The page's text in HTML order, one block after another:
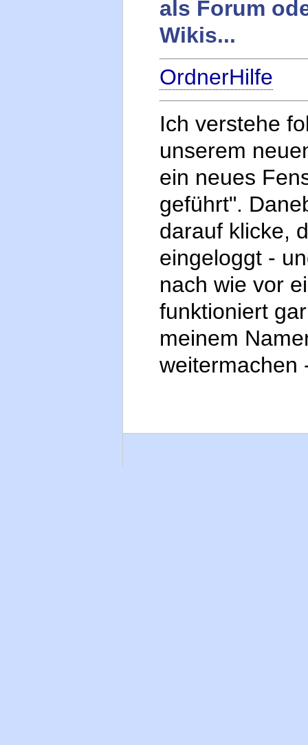
als Forum
Wikis...
OrdnerHilfe
Ich verstehe
unserem
ein neues
geführt".
darauf klicke,
eingeloggt -
nach wie vor
funktioniert
meinem
weitermachen